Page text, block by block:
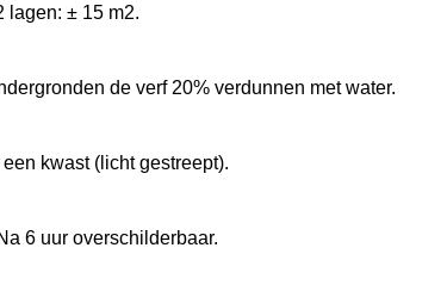
lagen: ± 15 m2.
de verf 20% verdunnen met water.
kwast (licht gestreept).
6 uur overschilderbaar.